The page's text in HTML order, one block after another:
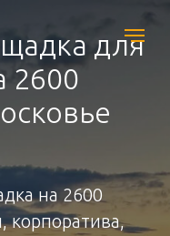
для
2600
на 2600
корпоратива,